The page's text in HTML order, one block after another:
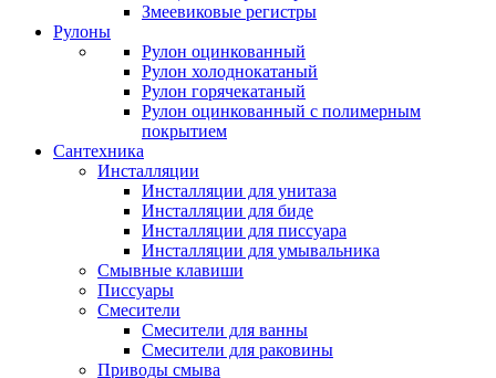
Змеевиковые регистры
Рулоны
Рулон оцинкованный
Рулон холоднокатаный
Рулон горячекатаный
Рулон оцинкованный с полимерным
покрытием
Сантехника
Инсталляции
Инсталляции для унитаза
Инсталляции для биде
Инсталляции для писсуара
Инсталляции для умывальника
Смывные клавиши
Писсуары
Смесители
Смесители для ванны
Смесители для раковины
Приводы смыва